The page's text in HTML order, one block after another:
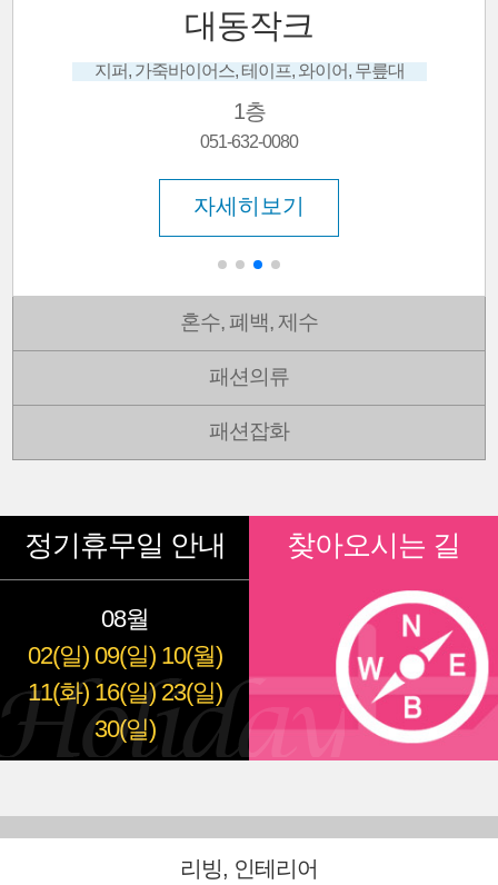
대동작크
지퍼, 가죽바이어스, 테이프, 와이어, 무릎대
1층
051-632-0080
자세히보기
혼수, 폐백, 제수
패션의류
패션잡화
정기휴무일 안내
08월
02(일) 09(일) 10(월)
11(화) 16(일) 23(일)
30(일)
찾아오시는 길
리빙, 인테리어